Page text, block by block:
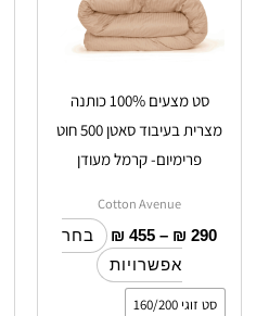
סט מצעים 100% כותנה
מצרית בעיבוד סאטן 500 חוט
פרימיום- קרמל מעודן
Cotton Avenue
₪ 290
–
₪ 455
בחר
אפשרויות
סוגים.
ניתן
את
האפשרויות
בעמוד
סט זוגי 160/200